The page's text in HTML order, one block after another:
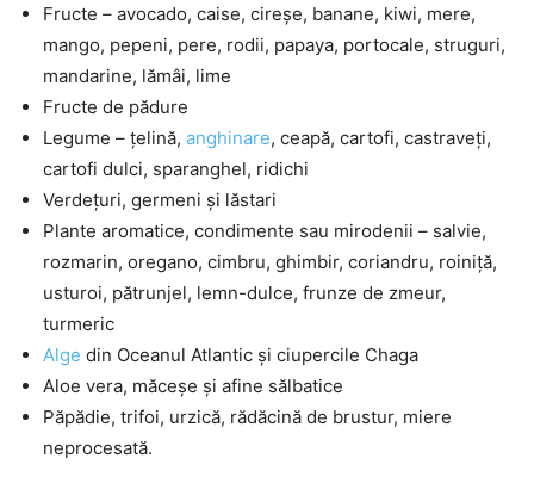
Fructe – avocado, caise, cireșe, banane, kiwi, mere,
mango, pepeni, pere, rodii, papaya, portocale, struguri,
mandarine, lămâi, lime
Fructe de pădure
Legume – țelină, anghinare, ceapă, cartofi, castraveți,
cartofi dulci, sparanghel, ridichi
Verdețuri, germeni și lăstari
Plante aromatice, condimente sau mirodenii – salvie,
rozmarin, oregano, cimbru, ghimbir, coriandru, roiniță,
usturoi, pătrunjel, lemn-dulce, frunze de zmeur,
turmeric
Alge din Oceanul Atlantic și ciupercile Chaga
Aloe vera, măceșe și afine sălbatice
Păpădie, trifoi, urzică, rădăcină de brustur, miere
neprocesată.